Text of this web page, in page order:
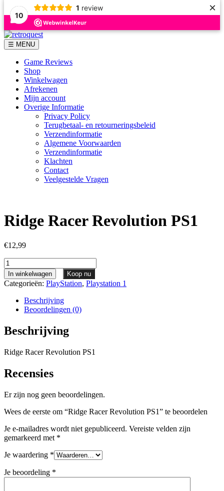
10
1 review ×
Skip
to
content
☰ MENU
Game Reviews
Shop
Winkelwagen
Afrekenen
Mijn account
Overige Informatie
Privacy Policy
Terugbetaal- en retourneringsbeleid
Verzendinformatie
Algemene Voorwaarden
Verzendinformatie
Klachten
Contact
Veelgestelde Vragen
Ridge Racer Revolution PS1
€12,99
Ridge
Racer
Revolution
PS1
aantal
In winkelwagen Koop nu
Categorieën: PlayStation, Playstation 1
Beschrijving
Beoordelingen (0)
Beschrijving
Ridge Racer Revolution PS1
Recensies
Er zijn nog geen beoordelingen.
Wees de eerste om “Ridge Racer Revolution PS1” te beoordelen
Je e-mailadres wordt niet gepubliceerd. Vereiste velden zijn
gemarkeerd met *
Je waardering *
Je beoordeling *